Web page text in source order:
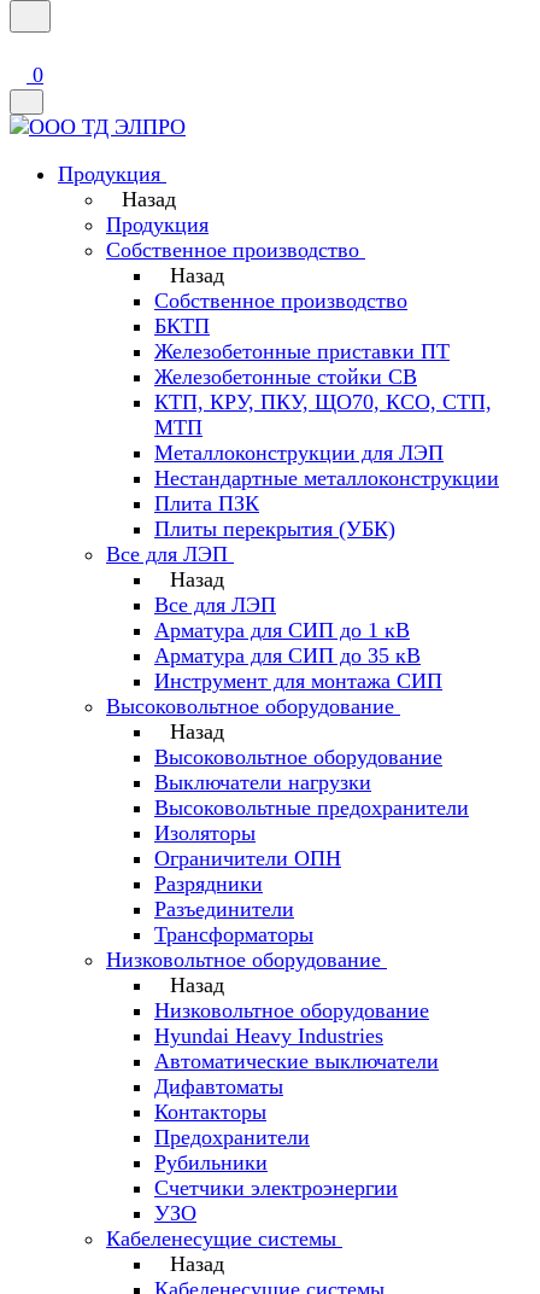
0
Продукция
Назад
Продукция
Собственное производство
Назад
Собственное производство
БКТП
Железобетонные приставки ПТ
Железобетонные стойки СВ
КТП, КРУ, ПКУ, ЩО70, КСО, СТП,
МТП
Металлоконструкции для ЛЭП
Нестандартные металлоконструкции
Плита ПЗК
Плиты перекрытия (УБК)
Все для ЛЭП
Назад
Все для ЛЭП
Арматура для СИП до 1 кВ
Арматура для СИП до 35 кВ
Инструмент для монтажа СИП
Высоковольтное оборудование
Назад
Высоковольтное оборудование
Выключатели нагрузки
Высоковольтные предохранители
Изоляторы
Ограничители ОПН
Разрядники
Разъединители
Трансформаторы
Низковольтное оборудование
Назад
Низковольтное оборудование
Hyundai Heavy Industries
Автоматические выключатели
Дифавтоматы
Контакторы
Предохранители
Рубильники
Счетчики электроэнергии
УЗО
Кабеленесущие системы
Назад
Кабеленесущие системы